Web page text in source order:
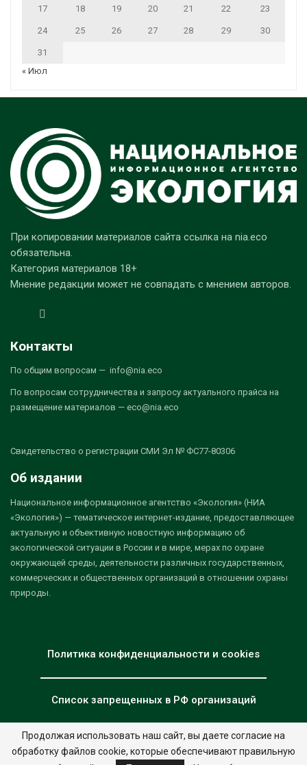
17 18 19 20 21 22 23
24 25 26 27 28 29 30
31
« Июл
При копировании материалов сайта ссылка на nia.eco
обязательна.
Категория материалов 18+
Мнение редакции может не совпадать с мнением авторов.
Контакты
По общим вопросам — info@nia.eco
По вопросам сотрудничества и запросу актуального прайса на
размещение материалов — eco@nia.eco
Свидетельство о регистрации СМИ Эл № ФС77-80306
Об издании
Национальное информационное агентство «Экология» (НИА
«Экология») — тематическое интернет-издание, предоставляющее
актуальную и объективную новостную информацию об
экологической ситуации в России и в мире, мерах по охране
окружающей среды, деятельности различных государственных,
коммерческих и общественных организаций в отношении охраны
природы.
Политика конфиденциальности и cookies
Список запрещенных в РФ организаций
© 2026 - НИА "Экология". Все права защищены. Дизайн:nia.eco
Продолжая использовать наш сайт, вы даете согласие на
обработку файлов cookie, которые обеспечивают правильную